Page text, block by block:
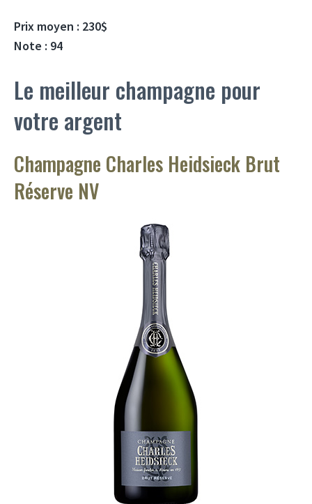
Prix ​​moyen : 230$
Note : 94
Le meilleur champagne pour
votre argent
Champagne Charles Heidsieck Brut
Réserve NV